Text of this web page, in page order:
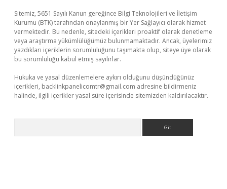
Sitemiz, 5651 Sayılı Kanun gereğince Bilgi Teknolojileri ve İletişim
Kurumu (BTK) tarafından onaylanmış bir Yer Sağlayıcı olarak hizmet
vermektedir. Bu nedenle, sitedeki içerikleri proaktif olarak denetleme
veya araştırma yükümlülüğümüz bulunmamaktadır. Ancak, üyelerimiz
yazdıkları içeriklerin sorumluluğunu taşımakta olup, siteye üye olarak
bu sorumluluğu kabul etmiş sayılırlar.
Hukuka ve yasal düzenlemelere aykırı olduğunu düşündüğünüz
içerikleri, backlinkpanelicomtr@gmail.com adresine bildirmeniz
halinde, ilgili içerikler yasal süre içerisinde sitemizden kaldırılacaktır.